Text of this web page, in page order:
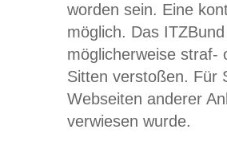
worden sein. Eine
möglich. Das
möglicherweise straf-
Sitten verstoßen. Für
Webseiten anderer
verwiesen wurde.